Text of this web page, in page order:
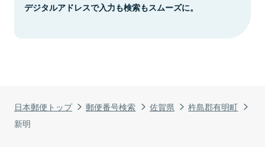
日本郵便トップ 郵便番号検索 佐賀県
杵島郡有明町
新明
デジタルアドレスで入力も検索もスムーズに。